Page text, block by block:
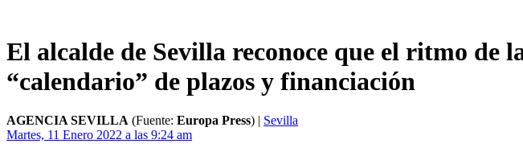
El alcalde de Sevilla reconoce que el ritmo de
“calendario” de plazos y financiación
AGENCIA SEVILLA (Fuente: Europa Press) | Sevilla
Martes, 11 Enero 2022 a las 9:24 am